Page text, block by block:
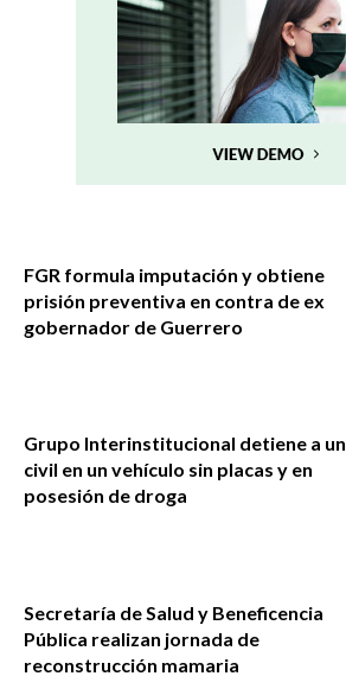
FGR formula imputación y obtiene
prisión preventiva en contra de ex
gobernador de Guerrero
Grupo Interinstitucional detiene a un
civil en un vehículo sin placas y en
posesión de droga
Secretaría de Salud y Beneficencia
Pública realizan jornada de
reconstrucción mamaria